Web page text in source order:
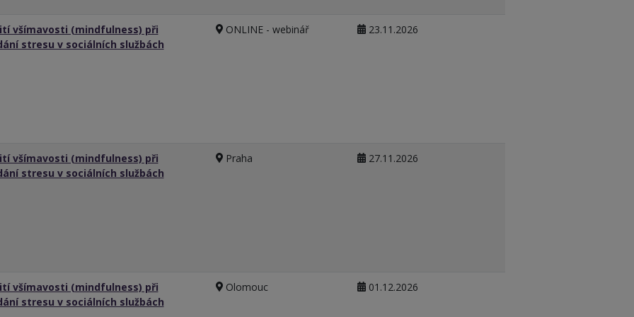
všímavosti (mindfulness) při
stresu v sociálních službách
ONLINE - webinář 23.11.2026
všímavosti (mindfulness) při
stresu v sociálních službách
Praha 27.11.2026
všímavosti (mindfulness) při
stresu v sociálních službách
Olomouc 01.12.2026